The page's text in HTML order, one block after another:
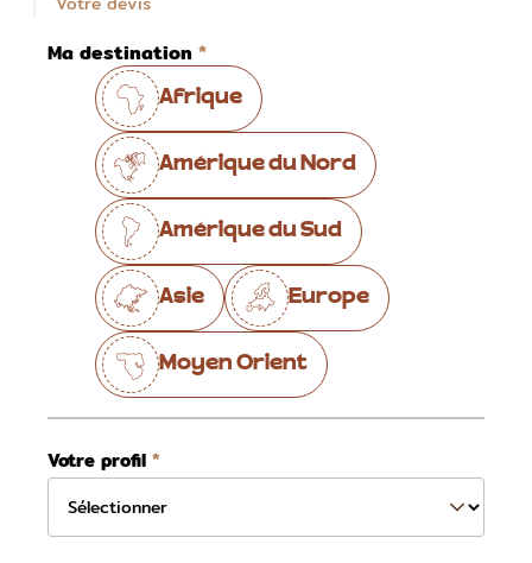
Ma destination
Afrique
Amérique du Nord
Amérique du Sud
Asie Europe
Moyen Orient
Votre profil